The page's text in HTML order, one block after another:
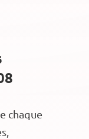
chaque